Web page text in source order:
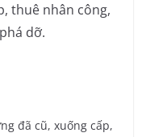
thuê nhân công,
dỡ.
đã cũ, xuống cấp,